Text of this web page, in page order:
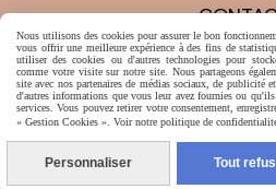
MENTIONS LÉGALES POLITIQUE DE
COOKIES
MON COMPTE
Nous utilisons des cookies pour assurer le bon
vous offrir une meilleure expérience à des fins de
utiliser des cookies ou d'autres technologies pour
comme votre visite sur notre site. Nous partageons
site avec nos partenaires de médias sociaux, de publicité
d'autres informations que vous leur avez fournies ou
services. Vous pouvez retirer votre consentement,
« Gestion Cookies ». Voir notre politique de
Personnaliser Tout